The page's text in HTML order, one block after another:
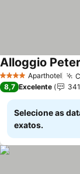
4 EstrelasAparthotel
Alloggio
8,7 Excelente 341
Selecione as
exatos.